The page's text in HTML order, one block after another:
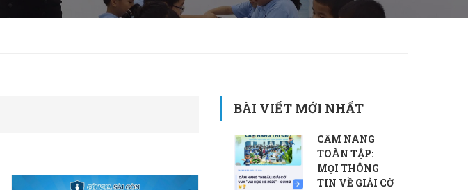
BÀI VIẾT MỚI NHẤT
CẨM NANG
TOÀN TẬP:
MỌI THÔNG
TIN VỀ GIẢI CỜ